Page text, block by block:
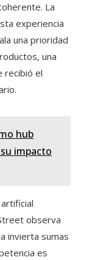
La
experiencia
una prioridad
una
recibió el
hub
impacto
observa
invierta sumas
es